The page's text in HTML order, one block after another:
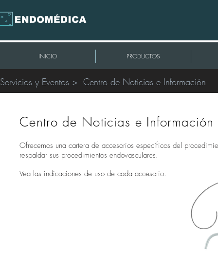
INICIO PRODUCTOS
Servicios y Eventos > Centro de Noticias e Información
Centro de Noticias e Información
Ofrecemos una cartera de accesorios específicos del
respaldar sus procedimientos endovasculares.
Vea las indicaciones de uso de cada accesorio.